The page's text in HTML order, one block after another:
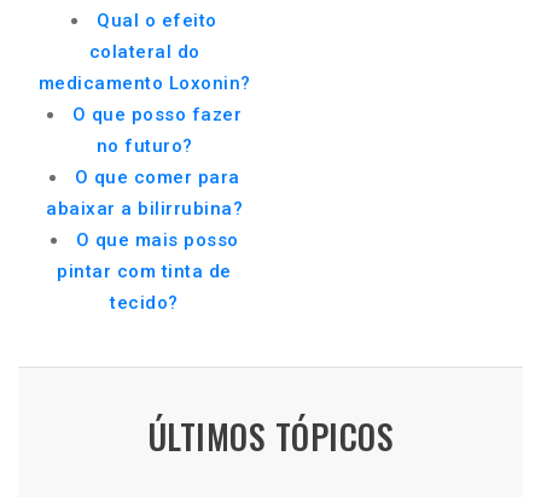
Qual o efeito
colateral do
medicamento Loxonin?
O que posso fazer
no futuro?
O que comer para
abaixar a bilirrubina?
O que mais posso
pintar com tinta de
tecido?
ÚLTIMOS TÓPICOS